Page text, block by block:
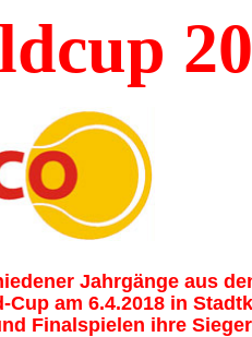
Jahrgänge aus
am 6.4.2018 in
Finalspielen ihre